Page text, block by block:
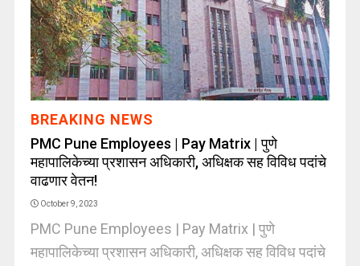
BREAKING NEWS
PMC Pune Employees | Pay Matrix | पुणे
महापालिकेच्या प्रशासन अधिकारी, अधिक्षक सह विविध पदांचे
वाढणार वेतन!
October 9, 2023
PMC Pune Employees | Pay Matrix | पुणे
महापालिकेच्या प्रशासन अधिकारी, अधिक्षक सह विविध पदांचे